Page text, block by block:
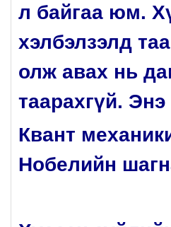
л байгаа юм.
хэлбэлзэлд
олж авах нь
таарахгүй.
Квант
Нобелийн